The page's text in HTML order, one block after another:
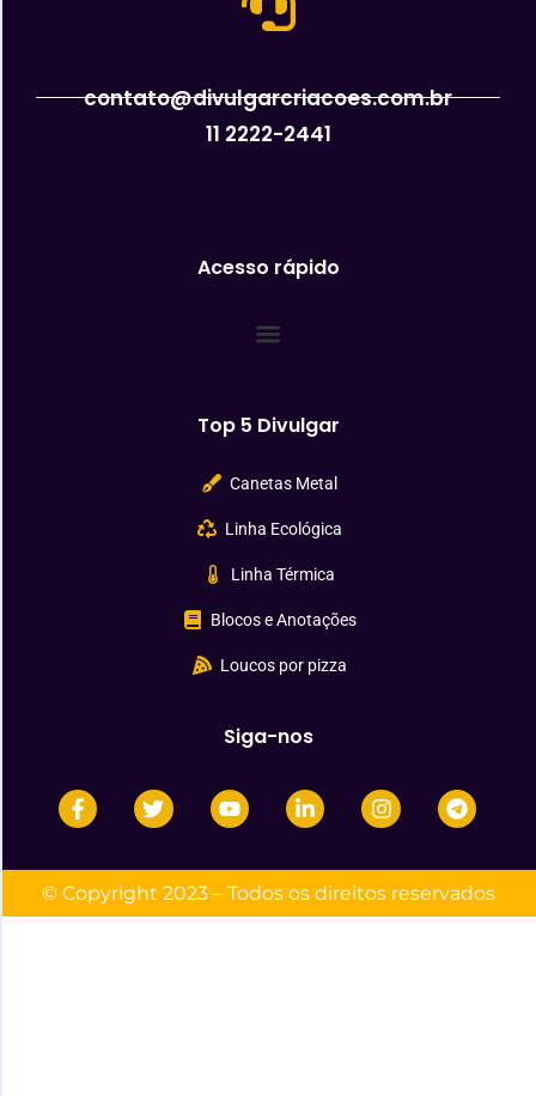
contato@divulgarcriacoes.com.br
11 2222-2441
Acesso rápido
Top 5 Divulgar
Canetas Metal
Linha Ecológica
Linha Térmica
Blocos e Anotações
Loucos por pizza
Siga-nos
© Copyright 2023 – Todos os direitos reservados